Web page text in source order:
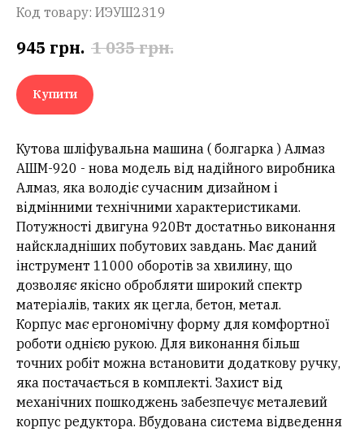
Код товару: ИЭУШ2319
945 грн. 1 035грн.
Купити
Кутова шліфувальна машина ( болгарка ) Алмаз
АШМ-920 - нова модель від надійного виробника
Алмаз, яка володіє сучасним дизайном і
відмінними технічними характеристиками.
Потужності двигуна 920Вт достатньо виконання
найскладніших побутових завдань. Має даний
інструмент 11000 оборотів за хвилину, що
дозволяє якісно обробляти широкий спектр
матеріалів, таких як цегла, бетон, метал.
Корпус має ергономічну форму для комфортної
роботи однією рукою. Для виконання більш
точних робіт можна встановити додаткову ручку,
яка постачається в комплекті. Захист від
механічних пошкоджень забезпечує металевий
корпус редуктора. Вбудована система відведення